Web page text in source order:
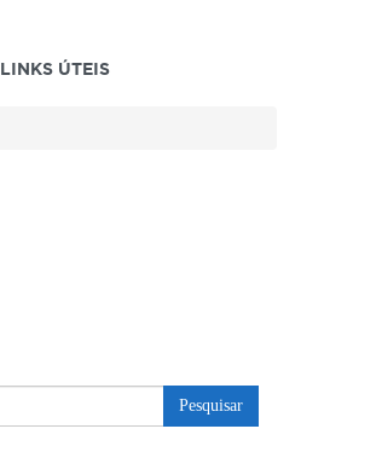
LINKS ÚTEIS
Pesquisar